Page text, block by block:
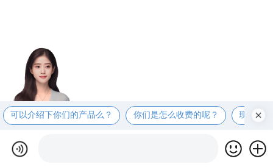
可以介绍下你们的产品么？ 你们是怎么收费的呢？ 现在有